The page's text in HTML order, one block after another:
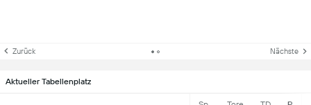
Zurück Nächste
Aktueller Tabellenplatz